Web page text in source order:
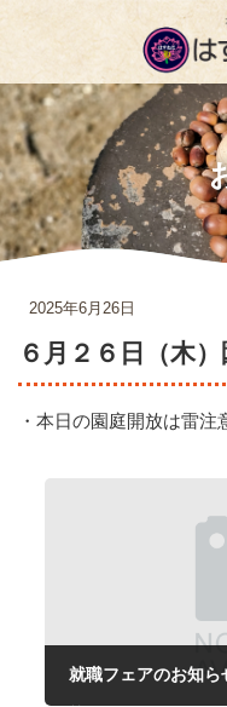
ツ
へ
ス
キ
ッ
プ
シ
ョ
ン
に
移
動
2025年6月26日
６月２６日（木
・本日の園庭開放は雷注
就職フェアのお知ら